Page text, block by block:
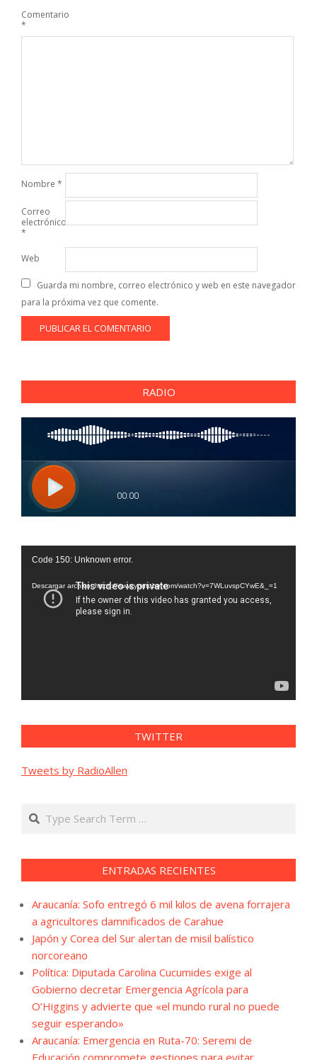
Comentario
*
Nombre *
Correo
electrónico
*
Web
Guarda mi nombre, correo electrónico y web en este navegador
para la próxima vez que comente.
RADIO
Reproductor
vídeo
Code 150: Unknown error.
Descargar archivo: https://www.youtube.com/watch?v=7WLuvspCYwE&_=1
TWITTER
Tweets by RadioAllen
Search
ENTRADAS RECIENTES
Araucanía: Sofo entregó 6 mil kilos de avena forrajera
a agricultores damnificados de Carahue
Japón y Corea del Sur alertan de misil balístico
norcoreano
Política: Diputada Carolina Cucumides exige al
Gobierno decretar Emergencia Agrícola para
O’Higgins y advierte que «el mundo rural no puede
seguir esperando»
Araucanía: Emergencia en Ruta-70: Seremi de
Educación compromete gestiones para evitar